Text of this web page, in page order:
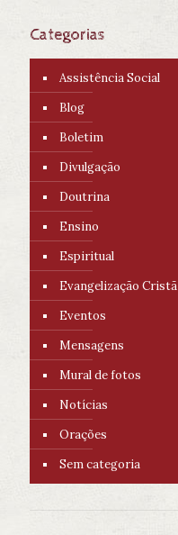
Categorias
Assistência Social
Blog
Boletim
Divulgação
Doutrina
Ensino
Espiritual
Evangelização Cristã
Eventos
Mensagens
Mural de fotos
Notícias
Orações
Sem categoria